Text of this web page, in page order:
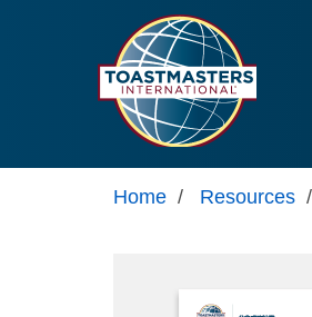
Home / Resources /